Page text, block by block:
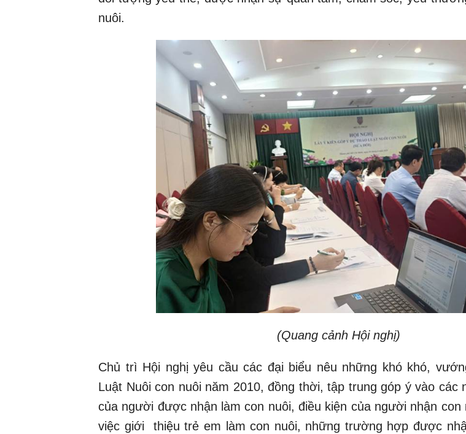
nuôi.
(Quang cảnh Hội nghị)
Chủ trì Hội nghị yêu cầu các đại biểu nêu những khó khó,
Luật Nuôi con nuôi năm 2010, đồng thời, tập trung góp ý vào các
của người được nhận làm con nuôi, điều kiện của người nhận con
việc giới thiệu trẻ em làm con nuôi, những trường hợp được